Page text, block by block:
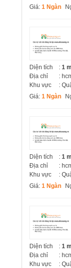
Giá: 1 Ngàn
Diện tích : 1
Địa chỉ
:
Khu vực
:
Giá: 1 Ngàn
Diện tích : 1
Địa chỉ
:
Khu vực
:
Giá: 1 Ngàn
Diện tích : 1
Địa chỉ
:
Khu vực
: